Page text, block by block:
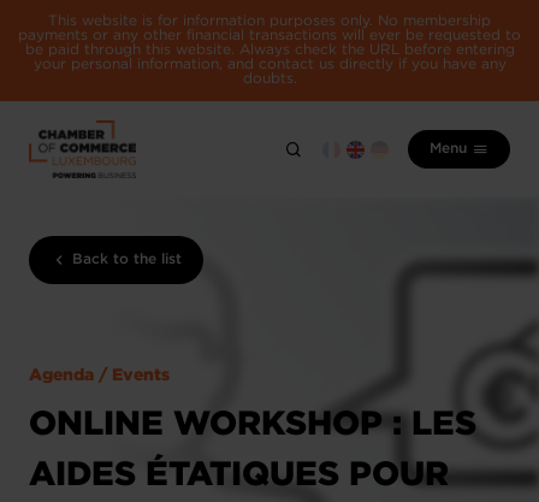
This website is for information purposes only. No membership
payments or any other financial transactions will ever be requested to
be paid through this website. Always check the URL before entering
your personal information, and contact us directly if you have any
doubts.
Menu
Back to the list
Agenda / Events
ONLINE WORKSHOP : LES
AIDES ÉTATIQUES POUR